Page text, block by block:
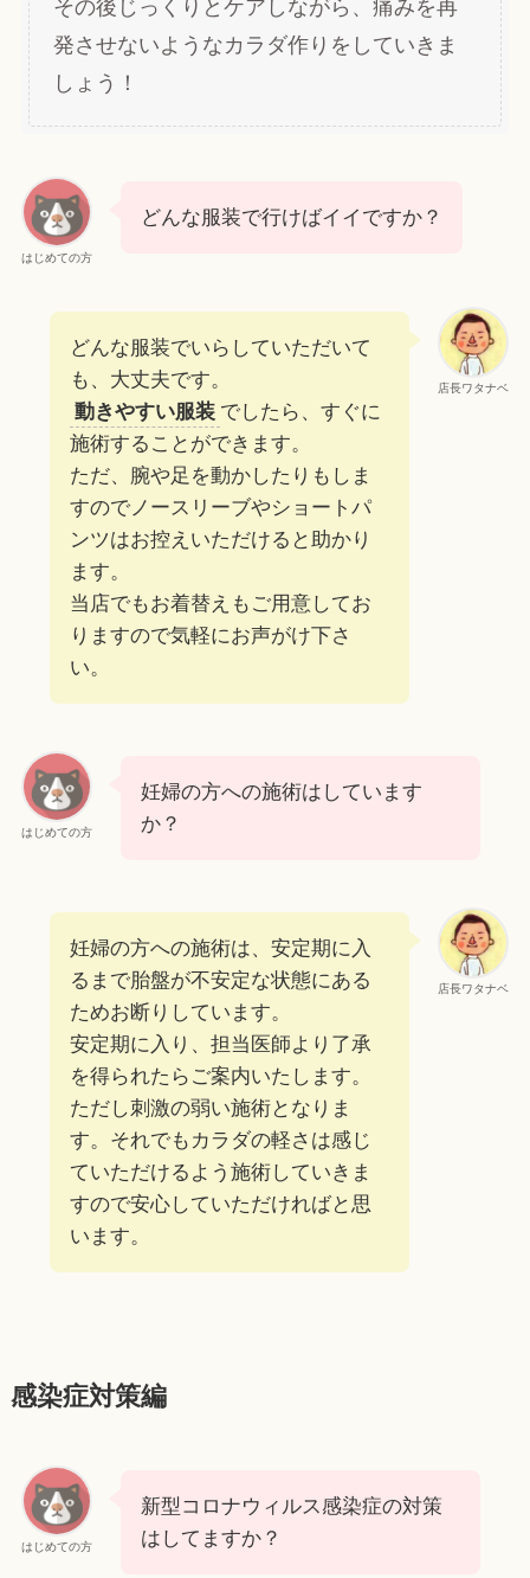
その後じっくりとケアしながら、痛みを再
発させないようなカラダ作りをしていきま
しょう！
はじめての方
どんな服装で行けばイイですか？
店長ワタナベ
どんな服装でいらしていただいて
も、大丈夫です。
動きやすい服装 でしたら、すぐに
施術することができます。
ただ、腕や足を動かしたりもしま
すのでノースリーブやショートパ
ンツはお控えいただけると助かり
ます。
当店でもお着替えもご用意してお
りますので気軽にお声がけ下さ
い。
はじめての方
妊婦の方への施術はしています
か？
店長ワタナベ
妊婦の方への施術は、安定期に入
るまで胎盤が不安定な状態にある
ためお断りしています。
安定期に入り、担当医師より了承
を得られたらご案内いたします。
ただし刺激の弱い施術となりま
す。それでもカラダの軽さは感じ
ていただけるよう施術していきま
すので安心していただければと思
います。
感染症対策編
はじめての方
新型コロナウィルス感染症の対策
はしてますか？